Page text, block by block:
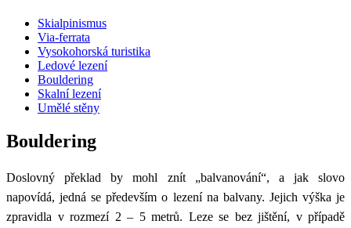
Skialpinismus
Via-ferrata
Vysokohorská turistika
Ledové lezení
Bouldering
Skalní lezení
Umělé stěny
Bouldering
Doslovný překlad by mohl znít „balvanování“, a jak slovo
napovídá, jedná se především o lezení na balvany. Jejich výška je
zpravidla v rozmezí 2 – 5 metrů. Leze se bez jištění, v případě